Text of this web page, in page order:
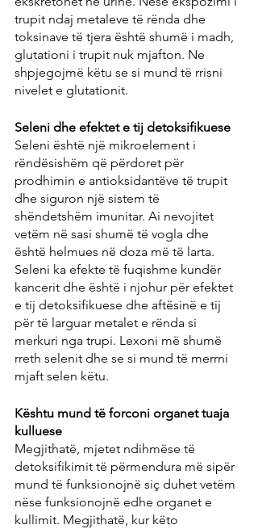
trupit ndaj metaleve të rënda dhe
toksinave të tjera është shumë i madh,
glutationi i trupit nuk mjafton. Ne
shpjegojmë këtu se si mund të rrisni
nivelet e glutationit.
Seleni dhe efektet e tij detoksifikuese
Seleni është një mikroelement i
rëndësishëm që përdoret për
prodhimin e antioksidantëve të trupit
dhe siguron një sistem të
shëndetshëm imunitar. Ai nevojitet
vetëm në sasi shumë të vogla dhe
është helmues në doza më të larta.
Seleni ka efekte të fuqishme kundër
kancerit dhe është i njohur për efektet
e tij detoksifikuese dhe aftësinë e tij
për të larguar metalet e rënda si
merkuri nga trupi. Lexoni më shumë
rreth selenit dhe se si mund të merrni
mjaft selen këtu.
Kështu mund të forconi organet tuaja
kulluese
Megjithatë, mjetet ndihmëse të
detoksifikimit të përmendura më sipër
mund të funksionojnë siç duhet vetëm
nëse funksionojnë edhe organet e
kullimit. Megjithatë, kur këto